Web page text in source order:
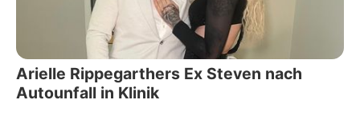
Arielle Rippegarthers Ex Steven nach
Autounfall in Klinik